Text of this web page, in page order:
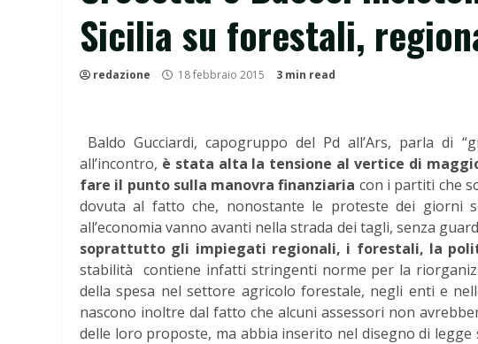
Sicilia su forestali,
redazione 18 febbraio 2015 3 min read
Baldo Gucciardi, capogruppo del Pd all’Ars, parla di
all’incontro, è stata alta la tensione al vertice di
fare il punto sulla manovra finanziaria con i partiti che
dovuta al fatto che, nonostante le proteste dei giorni
all’economia vanno avanti nella strada dei tagli, senza
soprattutto gli impiegati regionali, i forestali, la
stabilità contiene infatti stringenti norme per la
della spesa nel settore agricolo forestale, negli enti e
nascono inoltre dal fatto che alcuni assessori non
delle loro proposte, ma abbia inserito nel disegno di legge